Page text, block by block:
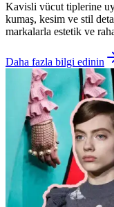
Kavisli vücut tiplerine
kumaş, kesim ve stil
markalarla estetik ve
Daha fazla bilgi edinin